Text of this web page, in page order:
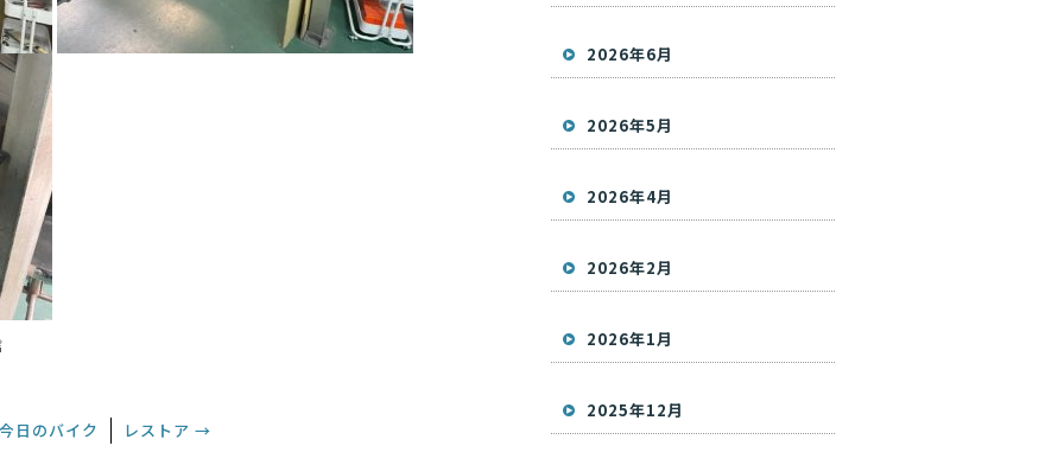
今日のバイク レストア →
2026年6月
2026年5月
2026年4月
2026年2月
2026年1月
2025年12月